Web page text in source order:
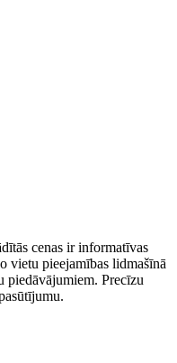
cenas ir ​informatīvas
​vietu pieejamības lidmašīnā
piedāvājumiem. Precīzu